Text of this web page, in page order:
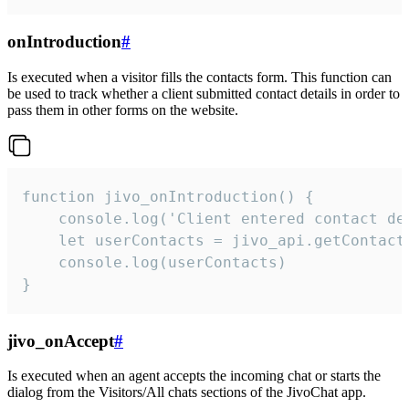
onIntroduction#
Is executed when a visitor fills the contacts form. This function can
be used to track whether a client submitted contact details in order to
pass them in other forms on the website.
function jivo_onIntroduction() {
console.log('Client entered contact
let userContacts =
    console.log(userContacts)
}
jivo_onAccept#
Is executed when an agent accepts the incoming chat or starts the
dialog from the Visitors/All chats sections of the JivoChat app.